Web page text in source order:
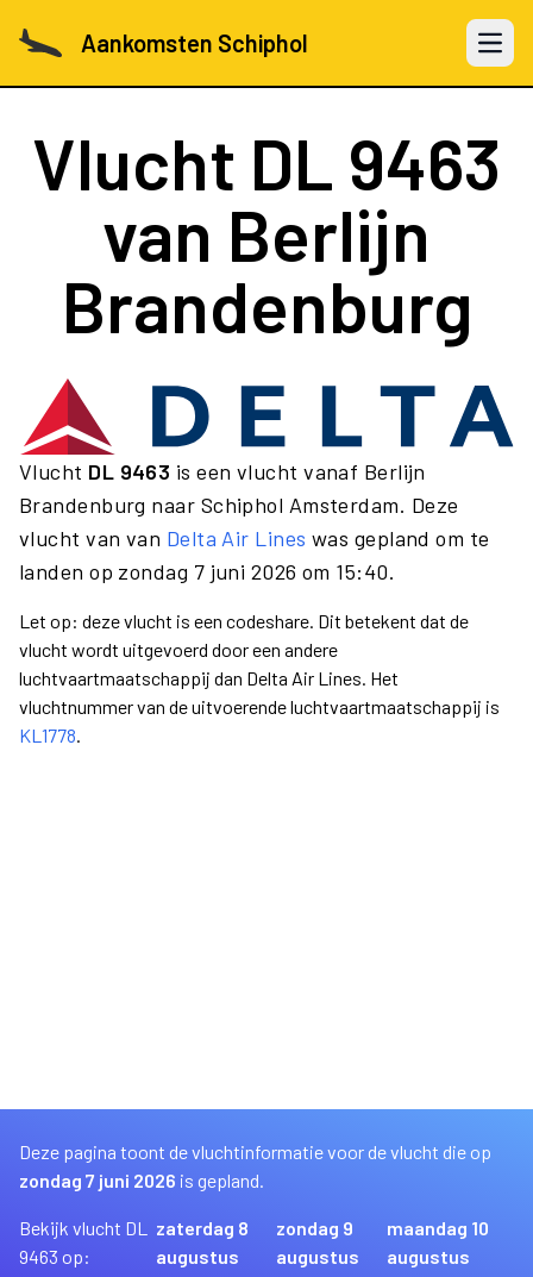
Aankomsten Schiphol Open
Vlucht DL 9463
van Berlijn
Brandenburg
Vlucht DL 9463 is een vlucht vanaf Berlijn
Brandenburg naar Schiphol Amsterdam. Deze
vlucht van van Delta Air Lines was gepland om te
landen op zondag 7 juni 2026 om 15:40.
Let op: deze vlucht is een codeshare. Dit betekent dat de
vlucht wordt uitgevoerd door een andere
luchtvaartmaatschappij dan Delta Air Lines. Het
vluchtnummer van de uitvoerende luchtvaartmaatschappij is
KL1778.
Deze pagina toont de vluchtinformatie voor de vlucht die op
zondag 7 juni 2026 is gepland.
Bekijk vlucht DL
9463 op:
zaterdag 8
augustus
zondag 9
augustus
maandag 10
augustus